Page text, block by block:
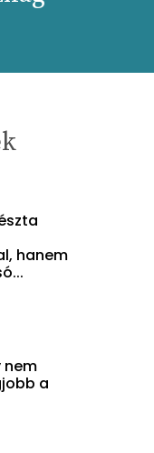
hanem
nem
a